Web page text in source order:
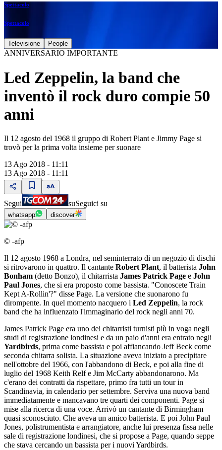
Spettacolo
Spettacolo
Televisione People
ANNIVERSARIO IMPORTANTE
Led Zeppelin, la band che
inventò il rock duro compie 50
anni
Il 12 agosto del 1968 il gruppo di Robert Plant e Jimmy Page si
trovò per la prima volta insieme per suonare
13 Ago 2018 - 11:11
13 Ago 2018 - 11:11
Segui suSeguici su
whatsapp discover
© -afp
Il 12 agosto 1968 a Londra, nel seminterrato di un negozio di dischi
si ritrovarono in quattro. Il cantante Robert Plant, il batterista John
Bonham (detto Bonzo), il chitarrista James Patrick Page e John
Paul Jones, che si era proposto come bassista. "Conoscete Train
Kept A-Rollin'?" disse Page. La versione che suonarono fu
dirompente. In quel momento nacquero i Led Zeppelin, la rock
band che ha influenzato l'immaginario del rock negli anni 70.
James Patrick Page era uno dei chitarristi turnisti più in voga negli
studi di registrazione londinesi e da un paio d'anni era entrato negli
Yardbirds, prima come bassista e poi affiancando Jeff Beck come
seconda chitarra solista. La situazione aveva iniziato a precipitare
nell'ottobre del 1966, con l'abbandono di Beck, e poi alla fine di
luglio del 1968 Keith Relf e Jim McCarty abbandonarono. Ma
c'erano dei contratti da rispettare, primo fra tutti un tour in
Scandinavia, in calendario per settembre. Serviva una nuova band
immediatamente e mancavano tre quarti dei componenti. Page si
mise alla ricerca di una voce. Arrivò un cantante di Birmingham
quasi sconosciuto. Che aveva un amico batterista. E poi John Paul
Jones, polistrumentista e arrangiatore, anche lui presenza fissa nelle
sale di registrazione londinesi, che si propose a Page, quando seppe
che stava cercando un bassista per i nuovi Yardbirds.